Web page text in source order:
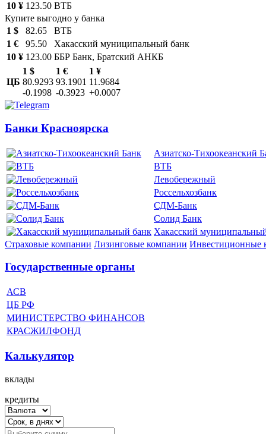
10 ¥ 123.50 ВТБ
Купите выгодно у банка
1 $
82.65
ВТБ
1 €
95.50
Хакасский муниципальный банк
10 ¥ 123.00 ББР Банк, Братский АНКБ
ЦБ
1 $
80.9293
-0.1998
1 €
93.1901
-0.3923
1 ¥
11.9684
+0.0007
Банки Красноярска
Азиатско-Тихоокеанский
ВТБ
Левобережный
Россельхозбанк
СДМ-Банк
Солид Банк
Хакасский
Страховые компании Лизинговые компании Инвестиционные
Государственные органы
АСВ
ЦБ РФ
МИНИСТЕРСТВО ФИНАНСОВ
КРАСЖИЛФОНД
Калькулятор
вклады
кредиты